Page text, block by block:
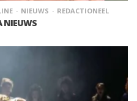
NIEUWS REDACTIONEEL
NIEUWS